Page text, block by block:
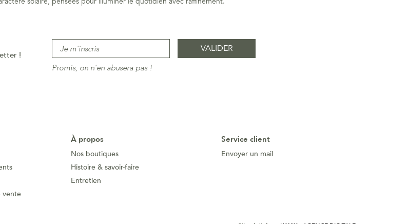
!
Promis, on n'en abusera pas !
vente
À propos
Nos boutiques
Histoire & savoir-faire
Entretien
Service client
Envoyer un mail